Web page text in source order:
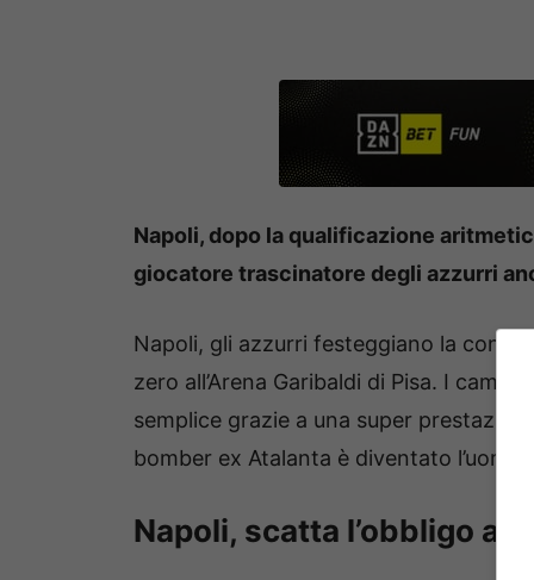
Napoli, dopo la qualificazione
giocatore trascinatore degli azzurri
Napoli, gli azzurri festeggiano la
zero all’Arena Garibaldi di Pisa. I
semplice grazie a una super
bomber ex Atalanta è diventato
Napoli, scatta l’obbligo a